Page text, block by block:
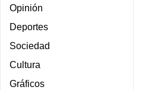
Opinión
Deportes
Sociedad
Cultura
Gráficos